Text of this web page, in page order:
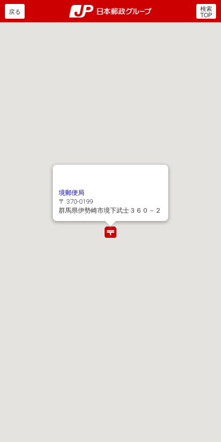
郵便局・日本郵政グルー
戻る 検索
TOP
境郵便局
〒 370-0199
群馬県伊勢崎市境下武士３６０－２